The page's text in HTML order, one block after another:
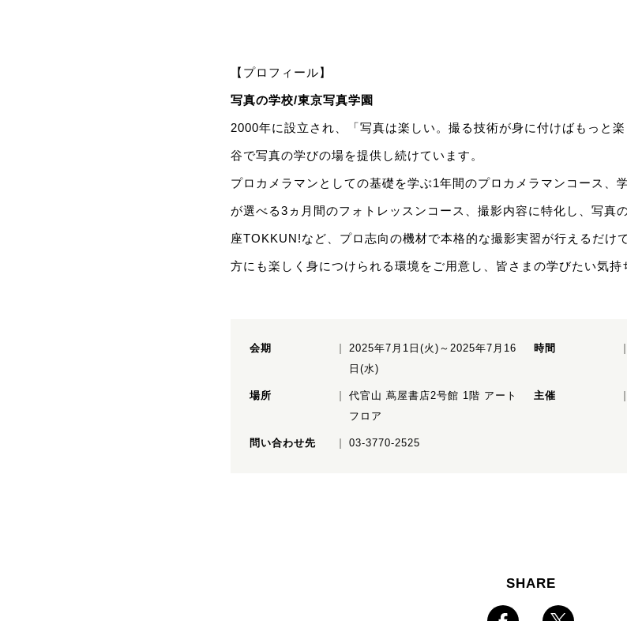
【プロフィール】
写真の学校/東京写真学園
2000年に設立され、「写真は楽しい。撮る技術が身に付けばもっと
谷で写真の学びの場を提供し続けています。
プロカメラマンとしての基礎を学ぶ1年間のプロカメラマンコース、
が選べる3ヵ月間のフォトレッスンコース、撮影内容に特化し、写真
座TOKKUN!など、プロ志向の機材で本格的な撮影実習が行えるだけ
方にも楽しく身につけられる環境をご用意し、皆さまの学びたい気持
会期
2025年7月1日(火)～2025年7月16
日(水)
時間
場所
代官山 蔦屋書店2号館 1階 アート
フロア
主催
問い合わせ先 03-3770-2525
SHARE